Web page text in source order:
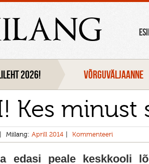
2026! VÕRGUVÄLJAANNE
Kes minust
Miilang: Aprill 2014 Kommenteeri
edasi peale keskkooli